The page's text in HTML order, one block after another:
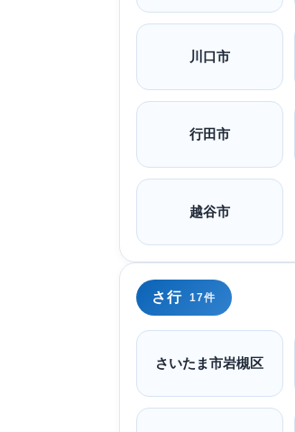
川口市
行田市
越谷市
さ行 17件
さいたま市岩槻区